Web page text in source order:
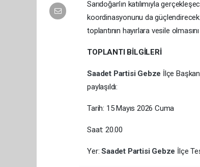
Sarıdoğan’ın katılımıyla
koordinasyonunu da
toplantının hayırlara vesile
TOPLANTI BİLGİLERİ
Saadet Partisi Gebze İlçe
paylaşıldı:
Tarih: 15 Mayıs 2026 Cuma
Saat: 20.00
Yer:Saadet Partisi Gebze İlçe